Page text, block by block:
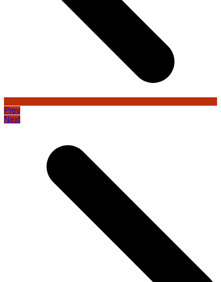
Prev
Next